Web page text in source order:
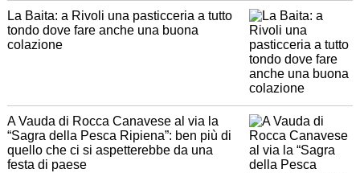
La Baita: a Rivoli una pasticceria a tutto
tondo dove fare anche una buona
colazione
A Vauda di Rocca Canavese al via la
“Sagra della Pesca Ripiena”: ben più di
quello che ci si aspetterebbe da una
festa di paese